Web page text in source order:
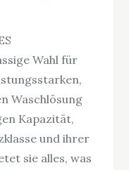
Wahl für
Waschlösung
Kapazität,
und ihrer
sie alles, was